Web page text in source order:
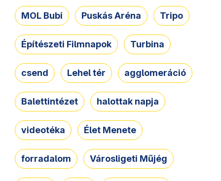
MOL Bubi Puskás Aréna Tripo
Építészeti Filmnapok Turbina
csend Lehel tér agglomeráció
Balettintézet halottak napja
videotéka Élet Menete
forradalom Városligeti Műjég